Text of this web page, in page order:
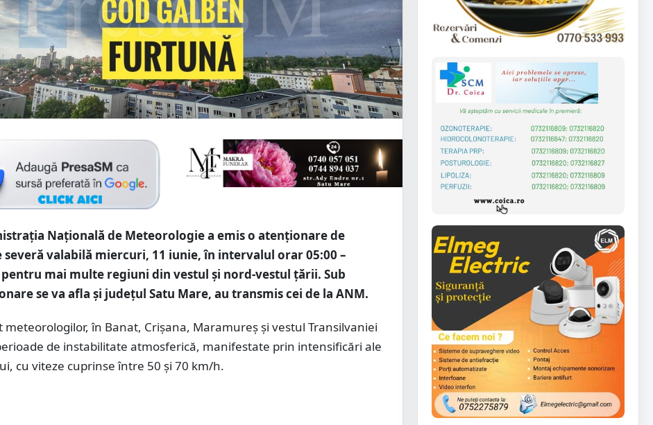
Națională de Meteorologie a emis o atenționare de
severă valabilă miercuri, 11 iunie, în intervalul orar 05:00 –
pentru mai multe regiuni din vestul și nord-vestul țării. Sub
se va afla și județul Satu Mare, au transmis cei de la ANM.
meteorologilor, în Banat, Crișana, Maramureș și vestul Transilvaniei
de instabilitate atmosferică, manifestate prin intensificări ale
cu viteze cuprinse între 50 și 70 km/h.